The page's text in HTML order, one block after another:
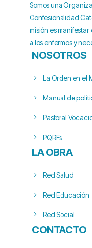
Somos una
Confesionalidad
misión es manifestar
a los enfermos y
NOSOTROS
La Orden en el
Manual de
Pastoral
PQRFs
LA OBRA
Red Salud
Red Educación
Red Social
CONTACTO